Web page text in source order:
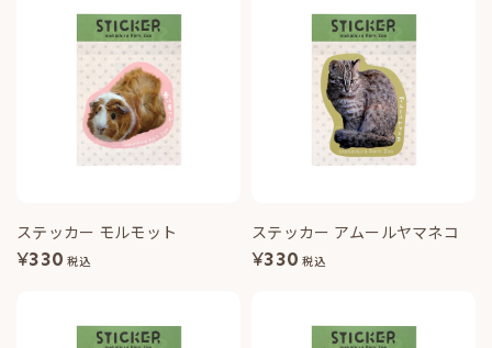
ステッカー モルモット
¥330 税込
ステッカー アムールヤマネコ
¥330 税込